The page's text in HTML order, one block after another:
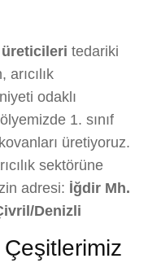
üreticileri tedariki
odaklı
1. sınıf
üretiyoruz.
sektörüne
adresi: İğdir Mh.
Denizli
Çeşitlerimiz